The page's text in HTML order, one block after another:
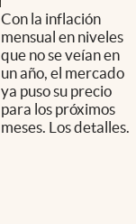
Con la inflación
mensual en niveles
que no se veían en
un año, el mercado
ya puso su precio
para los próximos
meses. Los detalles.